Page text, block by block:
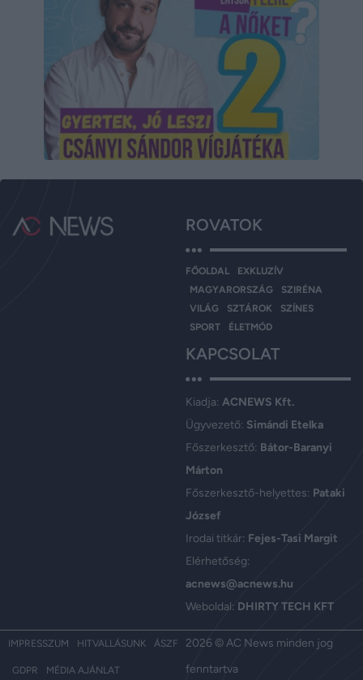
ROVATOK
FŐOLDAL
EXKLUZÍV
MAGYARORSZÁG
SZIRÉNA
VILÁG
SZTÁROK
SZÍNES
SPORT
ÉLETMÓD
KAPCSOLAT
Kiadja: ACNEWS Kft.
Ügyvezető: Simándi Etelka
Főszerkesztő: Bátor-Baranyi
Márton
Főszerkesztő-helyettes: Pataki
József
Irodai titkár: Fejes-Tasi Margit
Elérhetőség:
acnews@acnews.hu
Weboldal: DHIRTY TECH KFT
IMPRESSZUM HITVALLÁSUNK ÁSZF
GDPR MÉDIA AJÁNLAT
2026 © AC News minden jog
fenntartva